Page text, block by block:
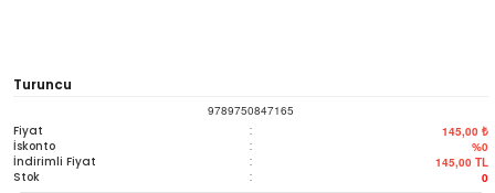
Turuncu
9789750847165
Fiyat : 145,00 ₺
İskonto : %0
İndirimli Fiyat : 145,00 TL
Stok : 0